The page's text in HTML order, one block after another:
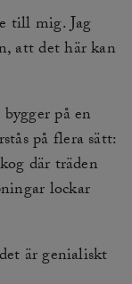
till mig. Jag
att det här kan
bygger på en
på flera sätt:
där träden
lockar
är genialiskt